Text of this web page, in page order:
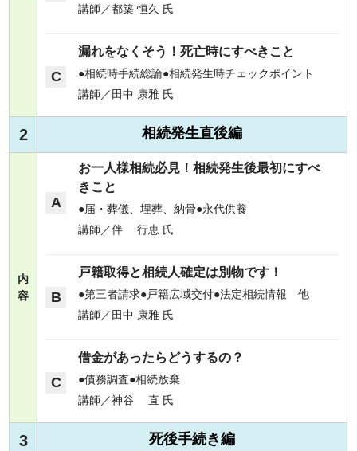
講師／都築 恒久 氏
C
漏れをなくそう！死亡時にすべきこと
相続時手続総論 相続発生時チェックポイント
講師／田中 康雅 氏
2 相続発生直後編
内
容
A
お一人様相続必見！相続発生後最初にすべ
きこと
届・葬儀、埋葬、納骨 永代供養
講師／伴 行恵 氏
B
戸籍取得と相続人確定は別物です！
第三者請求 戸籍広域交付 法定相続情報 他
講師／田中 康雅 氏
C
借金があったらどうするの？
債務調査 相続放棄
講師／神谷 直 氏
3 死後手続き編